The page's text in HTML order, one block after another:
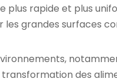
plus rapide et plus
grandes surfaces
des